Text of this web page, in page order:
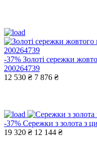
-37% Золоті сережки
200264739
12 530 ₴ 7 876 ₴
-37% Сережки з золота з
19 320 ₴ 12 144 ₴